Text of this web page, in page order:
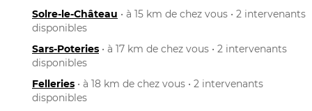
Solre-le-Château • à 15 km de chez vous • 2 intervenants
disponibles
Sars-Poteries • à 17 km de chez vous • 2 intervenants
disponibles
Felleries • à 18 km de chez vous • 2 intervenants
disponibles